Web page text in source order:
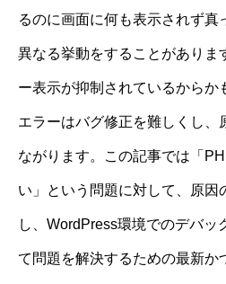
るのに画面に何も表示されず真
異なる挙動をすることがありま
ー表示が抑制されているからか
エラーはバグ修正を難しくし、
ながります。この記事では「
い」という問題に対して、原因
し、WordPress環境でのデバッ
て問題を解決するための最新か